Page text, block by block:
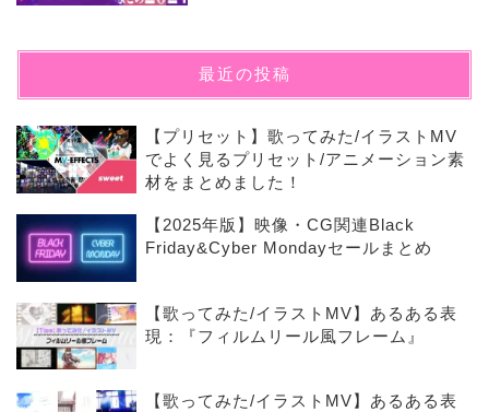
最近の投稿
【プリセット】歌ってみた/イラストMV
でよく見るプリセット/アニメーション素
材をまとめました！
【2025年版】映像・CG関連Black
Friday&Cyber Mondayセールまとめ
【歌ってみた/イラストMV】あるある表
現：『フィルムリール風フレーム』
【歌ってみた/イラストMV】あるある表